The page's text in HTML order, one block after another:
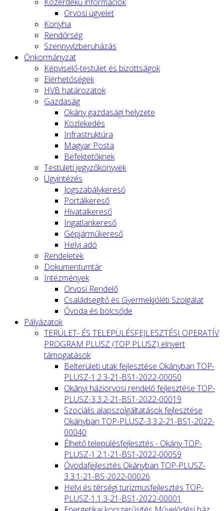
Orvosi ügyelet
Konyha
Rendőrség
Szennyvízberuházás
Önkormányzat
Képviselő-testület és bizottságok
Elérhetőségek
HVB határozatok
Gazdaság
Okány gazdasági helyzete
Közlekedés
Infrastruktúra
Magyar Posta
Befektetőknek
Testületi jegyzőkönyvek
Ügyintézés
Jogszabálykereső
Portálkereső
Hivatalkereső
Ingatlankereső
Gépjárműkereső
Helyi adó
Rendeletek
Dokumentumtár
Intézmények
Orvosi Rendelő
Családsegítő és Gyermekjóléti Szolgálat
Óvoda és bölcsőde
Pályázatok
TERÜLET- ÉS TELEPÜLÉSFEJLESZTÉSI OPERATÍV
PROGRAM PLUSZ (TOP PLUSZ) elnyert
támogatások
Belterületi utak fejlesztése Okányban TOP-
PLUSZ-1.2.3-21-BS1-2022-00050
Okányi háziorvosi rendelő fejlesztése TOP-
PLUSZ-3.3.2-21-BS1-2022-00019
Szociális alapszolgáltatások fejlesztése
Okányban TOP-PLUSZ-3.3.2-21-BS1-2022-
00040
Élhető településfejlesztés - Okány TOP-
PLUSZ-1.2.1-21-BS1-2022-00059
Óvodafejlesztés Okányban TOP-PLUSZ-
3.3.1-21-BS-2022-00026
Helyi és térségi turizmusfejlesztés TOP-
PLUSZ-1.1.3-21-BS1-2022-00001